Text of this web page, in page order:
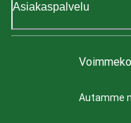
Asiakaspalvelu
Autamme